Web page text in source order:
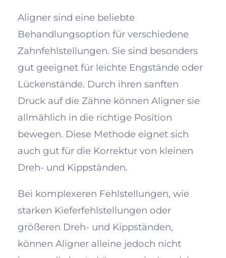
Aligner sind eine beliebte
Behandlungsoption für verschiedene
Zahnfehlstellungen. Sie sind besonders
gut geeignet für leichte Engstände oder
Lückenstände. Durch ihren sanften
Druck auf die Zähne können Aligner sie
allmählich in die richtige Position
bewegen. Diese Methode eignet sich
auch gut für die Korrektur von kleinen
Dreh- und Kippständen.
Bei komplexeren Fehlstellungen, wie
starken Kieferfehlstellungen oder
größeren Dreh- und Kippständen,
können Aligner alleine jedoch nicht